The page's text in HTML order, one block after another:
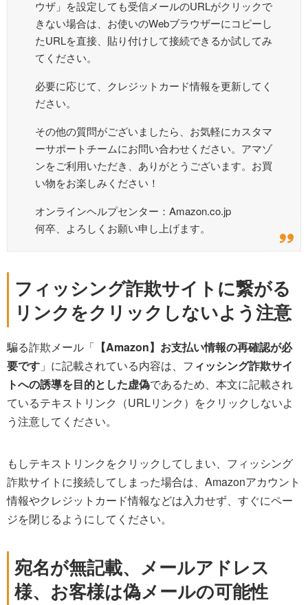
ウザ」を設定しても受信メールのURLがクリックで
きない場合は、お使いのWebブラウザーにコピーし
たURLを直接、貼り付けして接続できるか試してみ
てください。
必要に応じて、クレジットカード情報を更新してく
ださい。
その他の質問がございましたら、お気軽にカスタマ
ーサポートチームにお問い合わせください。アマゾ
ンをご利用いただき、ありがとうございます。お買
い物をお楽しみください！
オンラインヘルプセンター：Amazon.co.jp
何卒、よろしくお願い申し上げます。
フィッシング詐欺サイトに繋がる
リンクをクリックしないよう注意
騙る詐欺メール「 【Amazon】お支払い情報の再確認が必
要です 」に記載されている内容は、フ ィッシング詐欺サイ
トへの誘導を目的とした虚偽であるため、本文に記載され
ているテキストリンク（URLリンク）をクリックしないよ
う注意してください。
もしテキストリンクをクリックしてしまい、フィッシング
詐欺サイトに接続してしまった場合は、Amazonアカウント
情報やクレジットカード情報などは入力せず、すぐにペー
ジを閉じるようにしてください。
宛名が無記載、メールアドレス
様、お客様は偽メールの可能性